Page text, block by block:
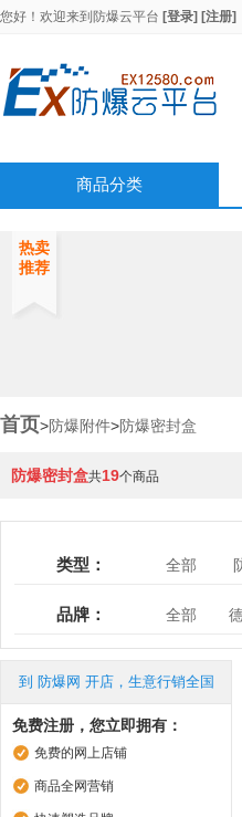
您好！欢迎来到 防爆云平台 [登录] [注册]
商品分类
热卖
推荐
首页>防爆附件>防爆密封盒
防爆密封盒共19个商品
类型： 全部
品牌： 全部
上海普福
到 防爆网 开店，生意行销全国
免费注册，您立即拥有：
免费的网上店铺
商品全网营销